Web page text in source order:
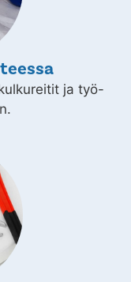
ja työ-